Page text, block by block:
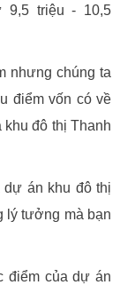
9,5 triệu - 10,5
nhưng chúng ta
điểm vốn có về
khu đô thị Thanh
án khu đô thị
lý tưởng mà bạn
điểm của dự án